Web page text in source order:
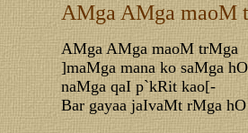
AMga AMga maoM
AMga AMga maoM trMga
]maMga mana ko saMga hO
naMga qaI p`kRit kao[-
Bar gayaa jaIvaMt rMga hO